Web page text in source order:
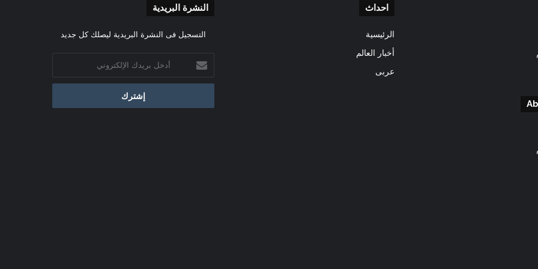
احداث
الرئيسية
أخبار العالم
عربى
النشرة البريدية
التسجيل فى النشرة البريدية ليصلك كل جديد
بريدك
الإلكتروني